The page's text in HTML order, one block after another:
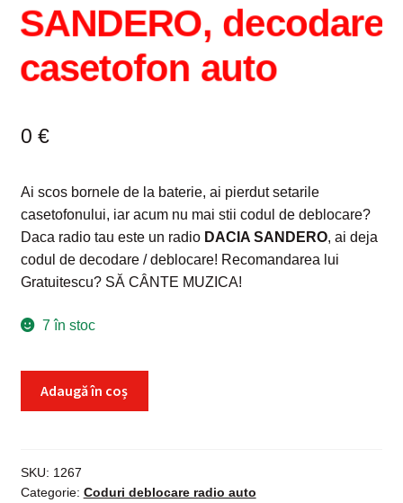
Privacy Policy
SANDERO, decodare
casetofon auto
0 €
Ai scos bornele de la baterie, ai pierdut setarile
casetofonului, iar acum nu mai stii codul de deblocare?
Daca radio tau este un radio DACIA SANDERO, ai deja
codul de decodare / deblocare! Recomandarea lui
Gratuitescu? SĂ CÂNTE MUZICA!
7 în stoc
radio
DACIA
Adaugă în coș
SKU: 1267
Categorie: Coduri deblocare radio auto